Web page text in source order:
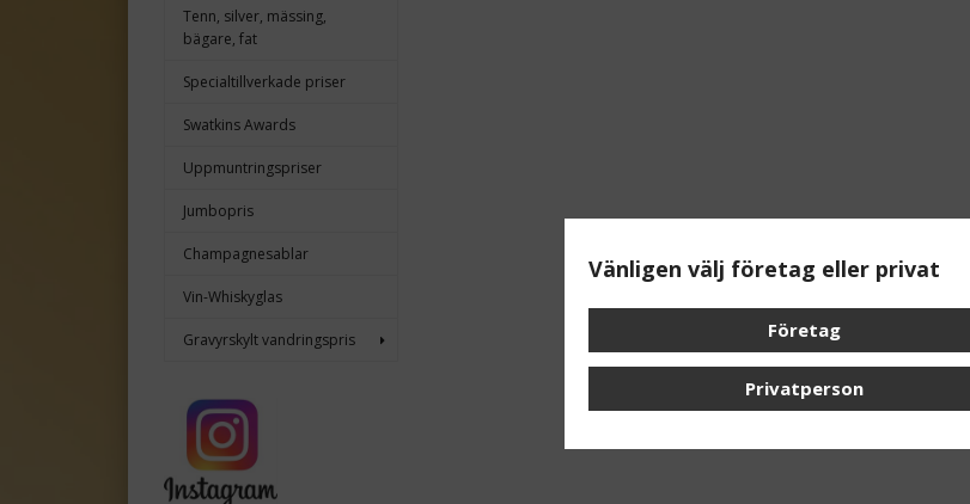
Tenn, silver, mässing,
bägare, fat
Specialtillverkade priser
Swatkins Awards
Uppmuntringspriser
Jumbopris
Champagnesablar
Vin-Whiskyglas
Gravyrskylt vandringspris
Vänligen välj företag eller privat
Företag
Privatperson